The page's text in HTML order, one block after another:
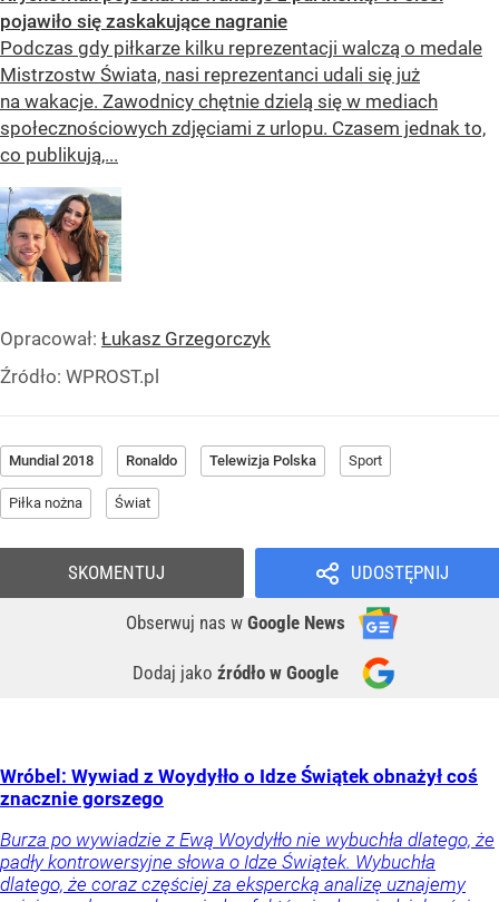
pojawiło się zaskakujące nagranie
Podczas gdy piłkarze kilku reprezentacji walczą o medale
Mistrzostw Świata, nasi reprezentanci udali się już
na wakacje. Zawodnicy chętnie dzielą się w mediach
społecznościowych zdjęciami z urlopu. Czasem jednak to,
co publikują,...
Opracował: Łukasz Grzegorczyk
Źródło: WPROST.pl
Mundial 2018 Ronaldo Telewizja Polska Sport
Piłka nożna Świat
UDOSTĘPNIJ
Obserwuj nas w Google News
Dodaj jako źródło w Google
SKOMENTUJ
Wróbel: Wywiad z Woydyłło o Idze Świątek obnażył coś
znacznie gorszego
Burza po wywiadzie z Ewą Woydyłło nie wybuchła dlatego, że
padły kontrowersyjne słowa o Idze Świątek. Wybuchła
dlatego, że coraz częściej za ekspercką analizę uznajemy